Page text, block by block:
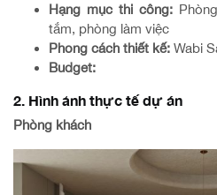
Hạng mục thi công:
tắm, phòng làm việc
Phong cách thiết kế: Wabi
Budget:
2. Hình ảnh thực tế dự án
Phòng khách